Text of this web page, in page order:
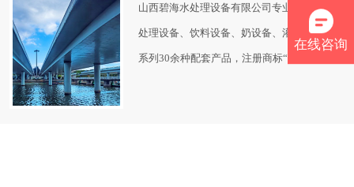
山西碧海水处理设备有限公司专业制造生产水
处理设备、饮料设备、奶设备、灌装设备五大
系列30余种配套产品，注册商标“碧海” 。
在线咨询